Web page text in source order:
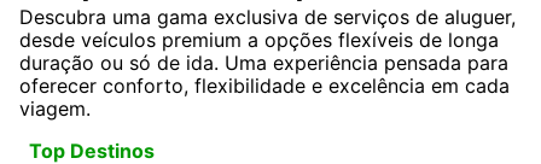
Descubra uma gama exclusiva de serviços de aluguer,
desde veículos premium a opções flexíveis de longa
duração ou só de ida. Uma experiência pensada para
oferecer conforto, flexibilidade e excelência em cada
viagem.
Top Destinos